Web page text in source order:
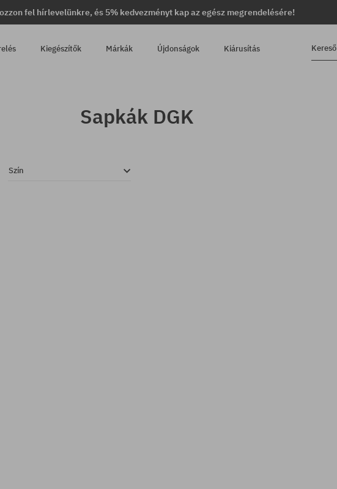
fel hírlevelünkre, és 5% kedvezményt kap az egész megrendelésére!
Kiegészítők Márkák Újdonságok Kiárusítás Kereső
Sapkák DGK
Szín